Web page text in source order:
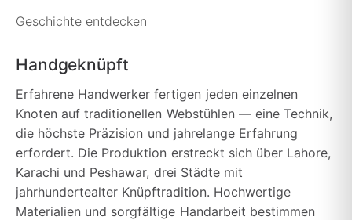
Geschichte entdecken
Handgeknüpft
Erfahrene Handwerker fertigen jeden einzelnen
Knoten auf traditionellen Webstühlen — eine Technik,
die höchste Präzision und jahrelange Erfahrung
erfordert. Die Produktion erstreckt sich über Lahore,
Karachi und Peshawar, drei Städte mit
jahrhundertealter Knüpftradition. Hochwertige
Materialien und sorgfältige Handarbeit bestimmen